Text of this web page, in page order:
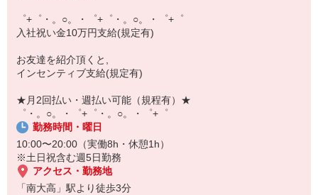
短期・期間限定・オープニング・官公庁案件
上場/優良/大手企業など
【スマホ面接実施中】
￣￣￣￣￣￣￣￣￣
自宅に居ながらスマホでカンタン面接OK！
オンライン面談なのでスピード対応。
即日登録もOK♪
気になった方はお気軽にご相談ください！
゜+゜・。○。・゜+゜・。○。・゜+゜
入社祝い金10万円支給(規定有)
お友達を紹介頂くと,
インセンティブ支給(規定有)
★月2回払い・週払い可能（規程有）★
゜・。○。・゜+゜・。○。・゜+゜
勤務時間・曜日
10:00〜20:00（実働8h・休憩1h）
※土日祝含む週5日勤務
アクセス・勤務地
「南大高」駅より徒歩3分